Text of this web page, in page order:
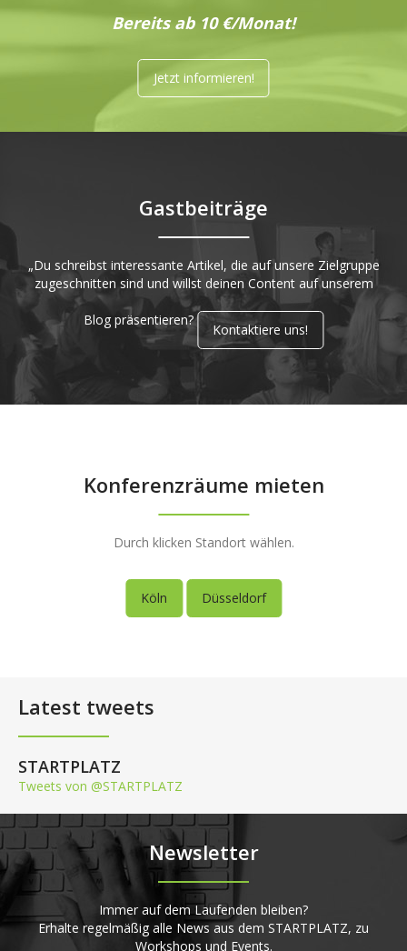
Bereits ab 10 €/Monat!
Jetzt informieren!
Gastbeiträge
„Du schreibst interessante Artikel, die auf unsere Zielgruppe
zugeschnitten sind und willst deinen Content auf unserem
Blog präsentieren?
Kontaktiere uns!
Konferenzräume mieten
Durch klicken Standort wählen.
Köln Düsseldorf
Latest tweets
STARTPLATZ
Tweets von @STARTPLATZ
Newsletter
Immer auf dem Laufenden bleiben?
Erhalte regelmäßig alle News aus dem STARTPLATZ, zu
Workshops und Events.